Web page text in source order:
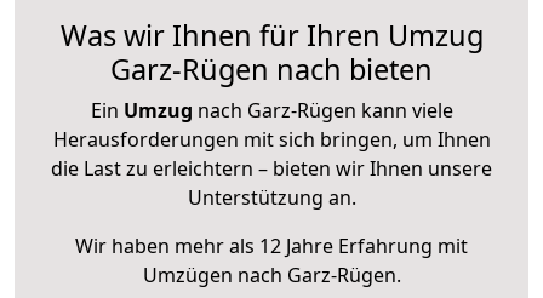
Was wir Ihnen für Ihren Umzug
Garz-Rügen nach bieten
Ein Umzug nach Garz-Rügen kann viele
Herausforderungen mit sich bringen, um Ihnen
die Last zu erleichtern – bieten wir Ihnen unsere
Unterstützung an.
Wir haben mehr als 12 Jahre Erfahrung mit
Umzügen nach Garz-Rügen.